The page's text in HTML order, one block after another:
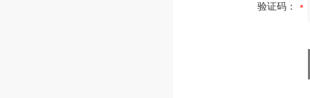
验证码：